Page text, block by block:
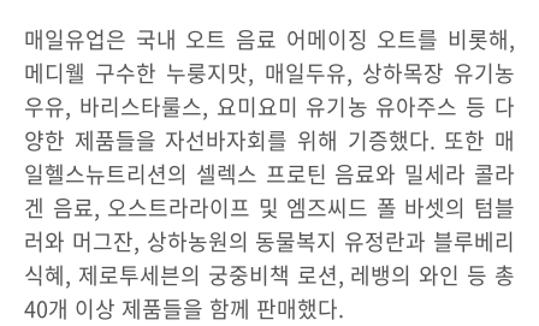
매일유업은 국내 오트 음료 어메이징 오트를 비롯해,
메디웰 구수한 누룽지맛, 매일두유, 상하목장 유기농
우유, 바리스타룰스, 요미요미 유기농 유아주스 등 다
양한 제품들을 자선바자회를 위해 기증했다. 또한 매
일헬스뉴트리션의 셀렉스 프로틴 음료와 밀세라 콜라
겐 음료, 오스트라라이프 및 엠즈씨드 폴 바셋의 텀블
러와 머그잔, 상하농원의 동물복지 유정란과 블루베리
식혜, 제로투세븐의 궁중비책 로션, 레뱅의 와인 등 총
40개 이상 제품들을 함께 판매했다.